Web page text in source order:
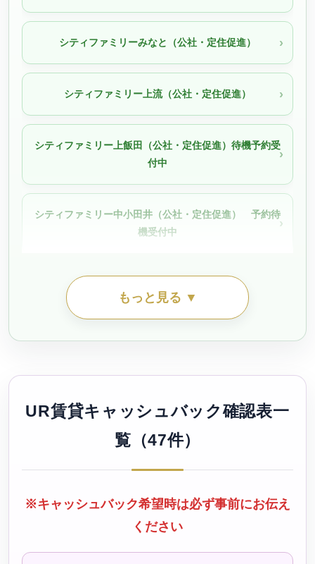
シティファミリーみなと（公社・定住促進）
シティファミリー上流（公社・定住促進）
シティファミリー上飯田（公社・定住促進）待機予約受
付中
シティファミリー中小田井（公社・定住促進） 予約待
機受付中
シティファミリー丸の内（公社・定住促進）待機予約受
付中
シティファミリー名塚（公社・定住促進）
シティファミリー向島（公社・定住促進）待機予約受付
もっと見る ▼
UR賃貸キャッシュバック確認表一
覧（47件）
※キャッシュバック希望時は必ず事前にお伝え
ください